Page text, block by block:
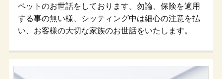
ペットのお世話をしております。勿論、保険を適用
する事の無い様、シッティング中は細心の注意を払
い、お客様の大切な家族のお世話をいたします。